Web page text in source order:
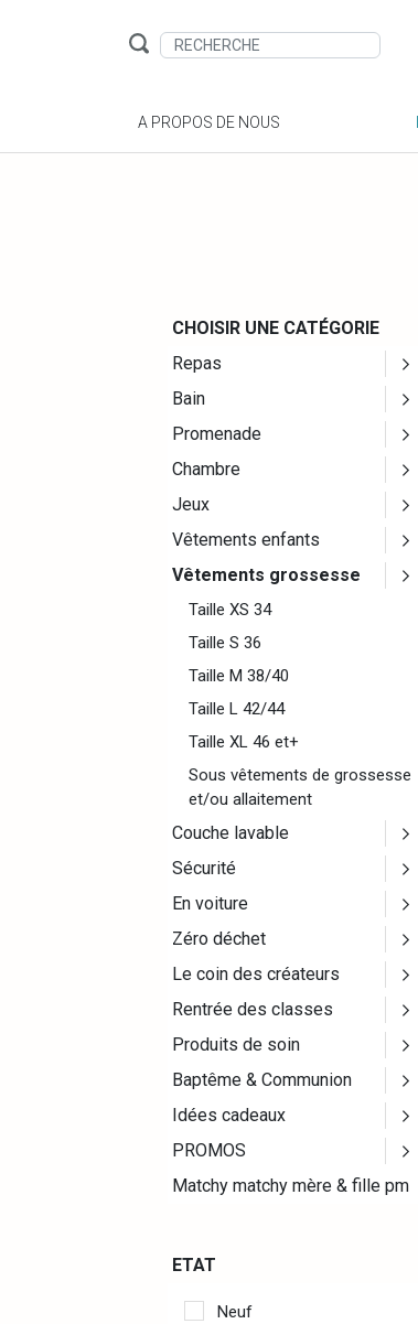
A PROPOS DE NOUS
CHOISIR UNE CATÉGORIE
Repas
Bain
Promenade
Chambre
Jeux
Vêtements enfants
Vêtements grossesse
Taille XS 34
Taille S 36
Taille M 38/40
Taille L 42/44
Taille XL 46 et+
Sous vêtements de grossesse
et/ou allaitement
Couche lavable
Sécurité
En voiture
Zéro déchet
Le coin des créateurs
Rentrée des classes
Produits de soin
Baptême & Communion
Idées cadeaux
PROMOS
Matchy matchy mère & fille pm
ETAT
Neuf